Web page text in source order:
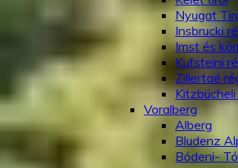
Nyugat
Insbrucki
Imst és
Kufsteini
Zillertaé
Kitzbücheli
Voralberg
Alberg
Bludenz
Bódeni- Tó